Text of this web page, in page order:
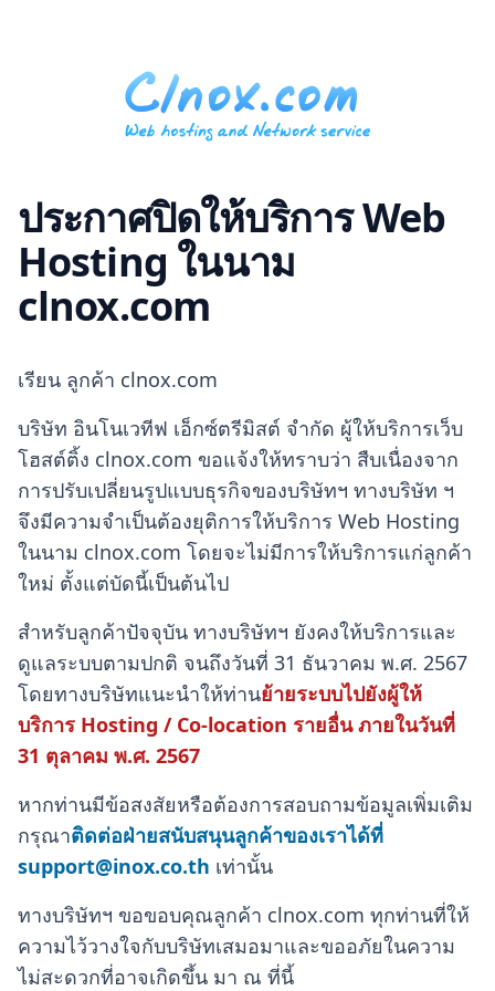
ประกาศปิดให้บริการ Web
Hosting ในนาม
clnox.com
เรียน ลูกค้า clnox.com
บริษัท อินโนเวทีฟ เอ็กซ์ตรีมิสต์ จำกัด ผู้ให้บริการเว็บ
โฮสต์ติ้ง clnox.com ขอแจ้งให้ทราบว่า สืบเนื่องจาก
การปรับเปลี่ยนรูปแบบธุรกิจของบริษัทฯ ทางบริษัท ฯ
จึงมีความจำเป็นต้องยุติการให้บริการ Web Hosting
ในนาม clnox.com โดยจะไม่มีการให้บริการแก่ลูกค้า
ใหม่ ตั้งแต่บัดนี้เป็นต้นไป
สำหรับลูกค้าปัจจุบัน ทางบริษัทฯ ยังคงให้บริการและ
ดูแลระบบตามปกติ จนถึงวันที่ 31 ธันวาคม พ.ศ. 2567
โดยทางบริษัทแนะนำให้ท่านย้ายระบบไปยังผู้ให้
บริการ Hosting / Co-location รายอื่น ภายในวันที่
31 ตุลาคม พ.ศ. 2567
หากท่านมีข้อสงสัยหรือต้องการสอบถามข้อมูลเพิ่มเติม
กรุณาติดต่อฝ่ายสนับสนุนลูกค้าของเราได้ที่
support@inox.co.th เท่านั้น
ทางบริษัทฯ ขอขอบคุณลูกค้า clnox.com ทุกท่านที่ให้
ความไว้วางใจกับบริษัทเสมอมาและขออภัยในความ
ไม่สะดวกที่อาจเกิดขึ้น มา ณ ที่นี้